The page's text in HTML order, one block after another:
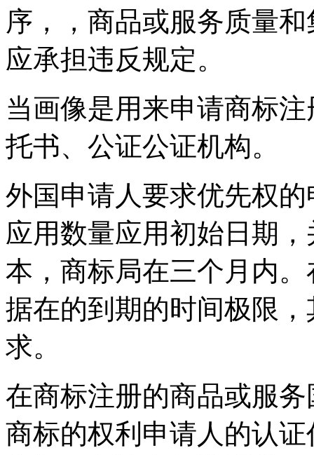
序，，商品或服务质量
应承担违反规定。
当画像是用来申请商标
托书、公证公证机构。
外国申请人要求优先权
应用数量应用初始日期
本，商标局在三个月内
据在的到期的时间极限
求。
在商标注册的商品或服
商标的权利申请人的认